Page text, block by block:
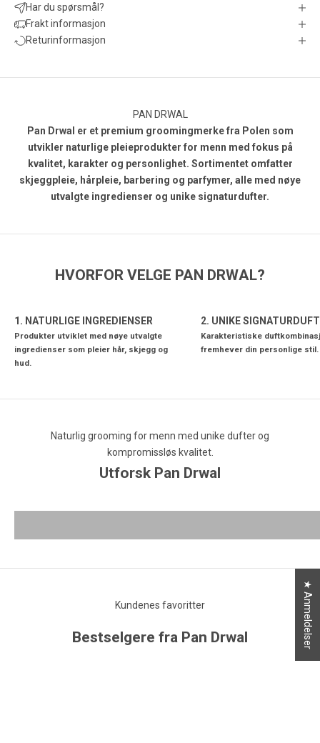
Har du spørsmål?
Frakt informasjon
Returinformasjon
PAN DRWAL
Pan Drwal er et premium groomingmerke fra Polen som
utvikler naturlige pleieprodukter for menn med fokus på
kvalitet, karakter og personlighet. Sortimentet omfatter
skjeggpleie, hårpleie, barbering og parfymer, alle med nøye
utvalgte ingredienser og unike signaturdufter.
HVORFOR VELGE PAN DRWAL?
1. NATURLIGE INGREDIENSER
Produkter utviklet med nøye utvalgte
ingredienser som pleier hår, skjegg og
hud.
2. UNIKE
Karakteristiske
fremhever din personlige stil.
Naturlig grooming for menn med unike dufter og
kompromissløs kvalitet.
Utforsk Pan Drwal
Skjeggoljer, skjeggbalsam, skjeggsjampo og tilbehør
for et sunt og velpleid skjegg.
Kundenes favoritter
Bestselgere fra Pan Drwal ★ Anmeldelser